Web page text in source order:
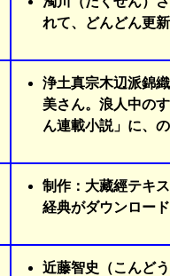
れて、どんどん更
浄土真宗木辺派錦
美さん。浪人中の
ん連載小説」に、
制作：大藏經テキ
経典がダウンロー
近藤智史（こんど